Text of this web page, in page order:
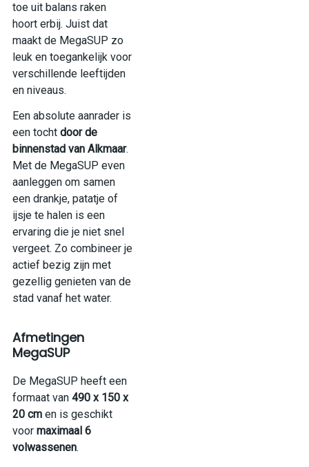
toe uit balans raken
hoort erbij. Juist dat
maakt de MegaSUP zo
leuk en toegankelijk voor
verschillende leeftijden
en niveaus.
Een absolute aanrader is
een tocht door de
binnenstad van Alkmaar.
Met de MegaSUP even
aanleggen om samen
een drankje, patatje of
ijsje te halen is een
ervaring die je niet snel
vergeet. Zo combineer je
actief bezig zijn met
gezellig genieten van de
stad vanaf het water.
Afmetingen
MegaSUP
De MegaSUP heeft een
formaat van 490 x 150 x
20 cmen is geschikt
voor maximaal 6
volwassenen.